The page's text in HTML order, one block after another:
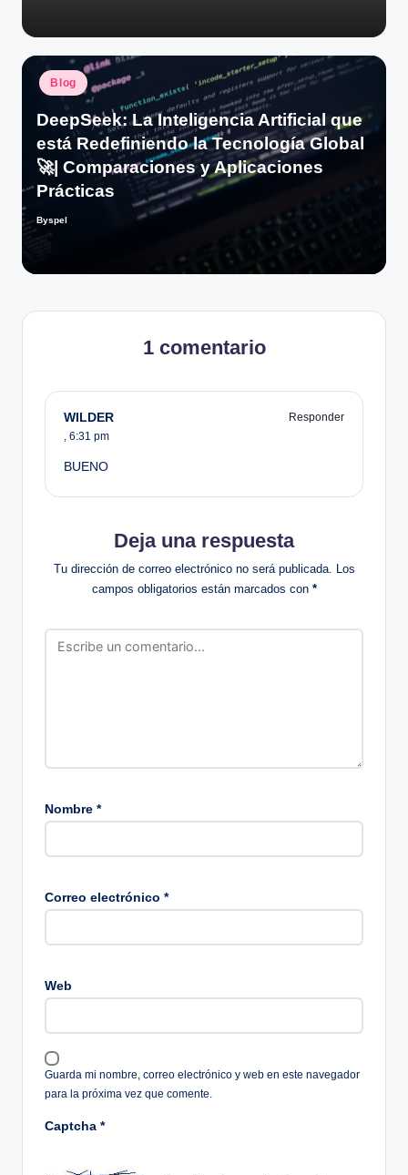
Publicado
en
Blog
DeepSeek: La Inteligencia Artificial que
está Redefiniendo la Tecnología Global
🚀| Comparaciones y Aplicaciones
Prácticas
Publicado
por
Byspel
1 comentario
WILDER
Responder
6:31 pm
BUENO
Deja una respuesta
Tu dirección de correo electrónico no será publicada. Los
campos obligatorios están marcados con *
Nombre *
Correo electrónico *
Web
Guarda mi nombre, correo electrónico y web en este navegador
para la próxima vez que comente.
Captcha *